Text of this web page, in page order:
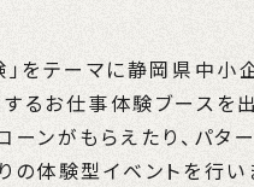
」をテーマに静岡県中
るお仕事体験ブースを
ンがもらえたり、パタ
体験型イベントを行い